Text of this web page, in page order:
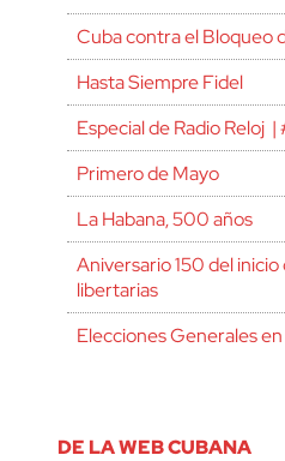
Cuba contra el Bloqueo
Hasta Siempre Fidel
Especial de Radio Reloj
Primero de Mayo
La Habana, 500 años
Aniversario 150 del inicio
libertarias
Elecciones Generales
DE LA WEB CUBANA